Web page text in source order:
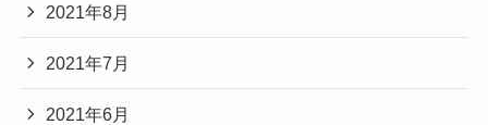
2021年8月
2021年7月
2021年6月